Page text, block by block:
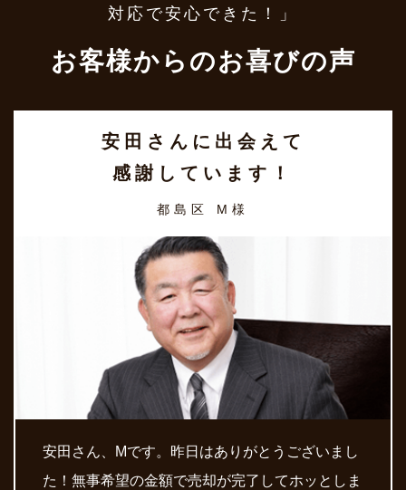
対応で安心できた！」
お客様からのお喜びの声
安田さんに出会えて
感謝しています！
都島区 M様
安田さん、Mです。昨日はありがとうございまし
た！無事希望の金額で売却が完了してホッとしま